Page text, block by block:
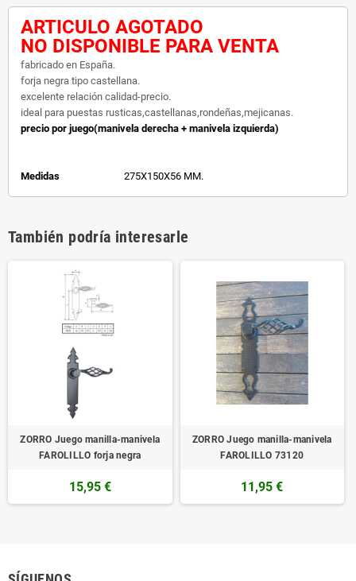
ARTICULO AGOTADO
NO DISPONIBLE PARA VENTA
fabricado en España.
forja negra tipo castellana.
excelente relación calidad-precio.
ideal para puestas rusticas,castellanas,rondeñas,mejicanas.
precio por juego(manivela derecha + manivela izquierda)
Medidas 275X150X56 MM.
También podría interesarle
ZORRO Juego manilla-manivela
FAROLILLO forja negra
15,95 €
ZORRO Juego manilla-manivela
FAROLILLO 73120
11,95 €